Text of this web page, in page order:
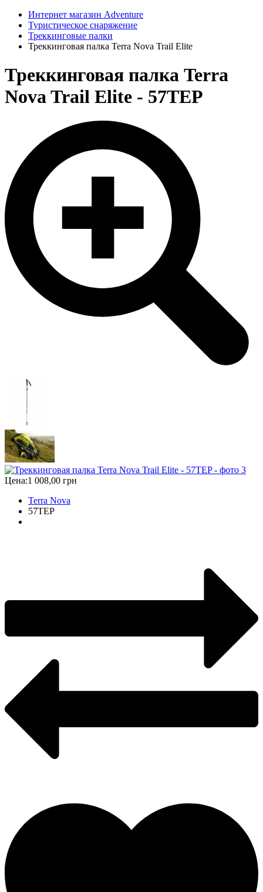
Интернет магазин Adventure
Туристическое снаряжение
Треккинговые палки
Треккинговая палка Terra Nova Trail Elite
Треккинговая палка Terra
Nova Trail Elite - 57TEP
Цена:1 008,00 грн
Terra Nova
57TEP